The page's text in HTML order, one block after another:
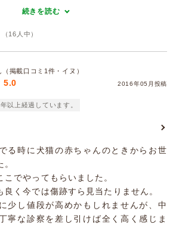
続きを読む
16 人中）
掲載口コミ1件・イヌ）
2016年05月投稿
5.0
以上経過しています。
る時に犬猫の赤ちゃんのときからお世
でやってもらいました。
く今では傷跡すら見当たりません。
少し値段が高めかもしれませんが、中
寧な診察を差し引けば全く高く感じま